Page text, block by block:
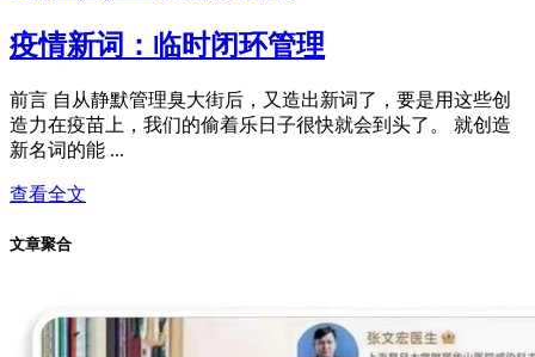
疫情新词：临时闭环管理
前言 自从静默管理臭大街后，又造出新词了，要是用这些创
造力在疫苗上，我们的偷着乐日子很快就会到头了。 就创造
新名词的能 ...
查看全文
文章聚合